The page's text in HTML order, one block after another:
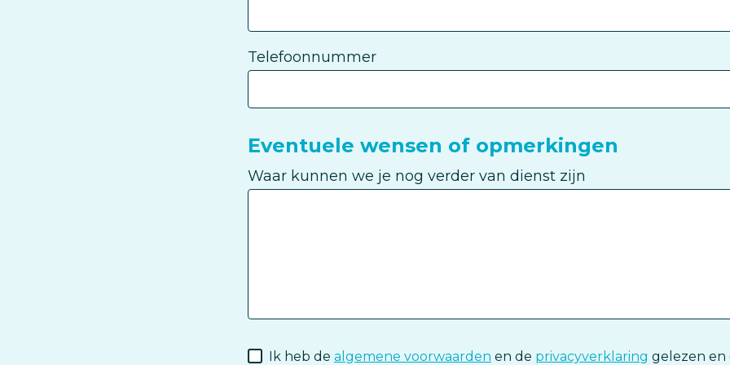
Telefoonnummer
Eventuele wensen of opmerkingen
Waar kunnen we je nog verder van dienst zijn
Privacyverklaring
Ik heb de algemene voorwaarden en de privacyverklaring gelezen en